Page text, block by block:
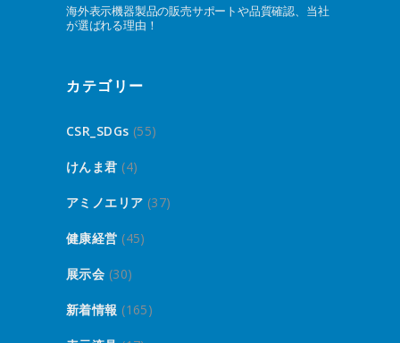
海外表示機器製品の販売サポートや品質確認、当社
が選ばれる理由！
カテゴリー
CSR_SDGs (55)
けんま君 (4)
アミノエリア (37)
健康経営 (45)
展示会 (30)
新着情報 (165)